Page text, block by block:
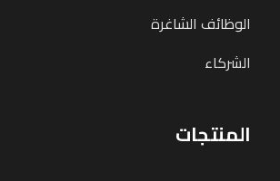
الوظائف الشاغرة
الشركاء
المنتجات